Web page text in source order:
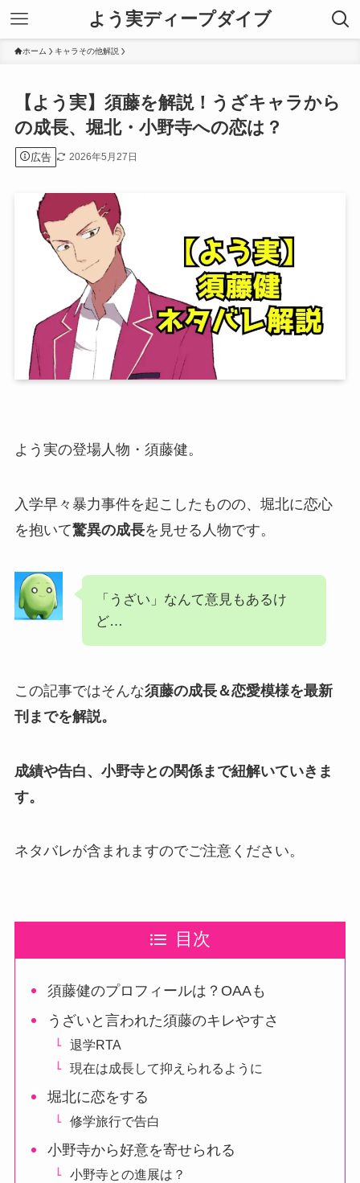
よう実ディープダイブ
ホーム キャラその他解説
【よう実】須藤を解説！うざキャラから
の成長、堀北・小野寺への恋は？
広告 2026年5月27日
よう実の登場人物・須藤健。
入学早々暴力事件を起こしたものの、堀北に恋心
を抱いて驚異の成長を見せる人物です。
「うざい」なんて意見もあるけ
ど…
この記事ではそんな須藤の成長＆恋愛模様を最新
刊までを解説。
成績や告白、小野寺との関係まで紐解いていきま
す。
ネタバレが含まれますのでご注意ください。
目次
須藤健のプロフィールは？OAAも
うざいと言われた須藤のキレやすさ
退学RTA
現在は成長して抑えられるように
堀北に恋をする
修学旅行で告白
小野寺から好意を寄せられる
小野寺との進展は？